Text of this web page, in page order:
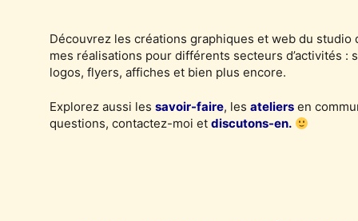
Découvrez les créations graphiques et web du
mes réalisations pour différents secteurs d’activités
logos, flyers, affiches et bien plus encore.
Explorez aussi les savoir-faire, les ateliers en
questions, contactez-moi et discutons-en.
institutionnel d’une commune du Centre
Bretagne